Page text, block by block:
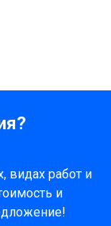
видах работ и
и